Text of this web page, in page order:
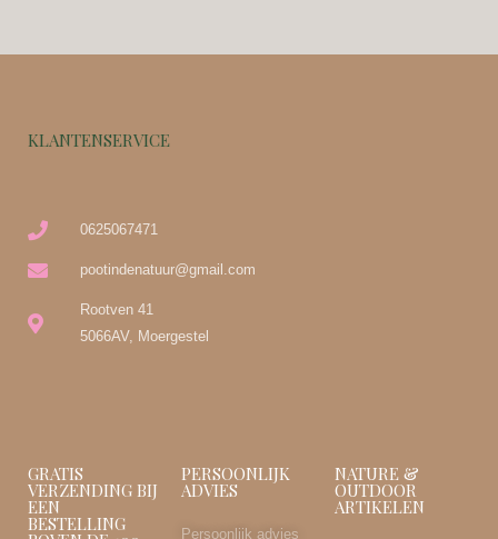
KLANTENSERVICE
0625067471
pootindenatuur@gmail.com
Rootven 41
5066AV, Moergestel
GRATIS
VERZENDING BIJ
EEN
BESTELLING
PERSOONLIJK
ADVIES
Persoonlijk advies
NATURE &
OUTDOOR
ARTIKELEN